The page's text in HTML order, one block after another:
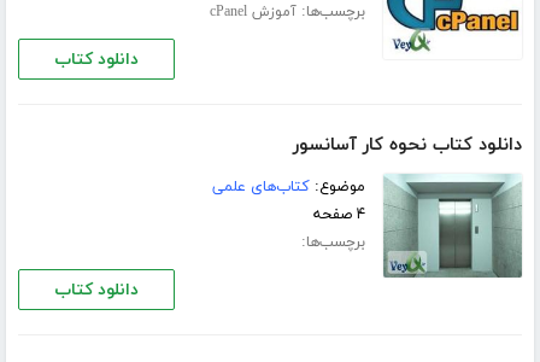
برچسب‌ها:آموزش cPanel
دانلود کتاب
دانلود کتاب نحوه کار آسانسور
موضوع:کتاب‌های علمی
۴ صفحه
برچسب‌ها:
دانلود کتاب